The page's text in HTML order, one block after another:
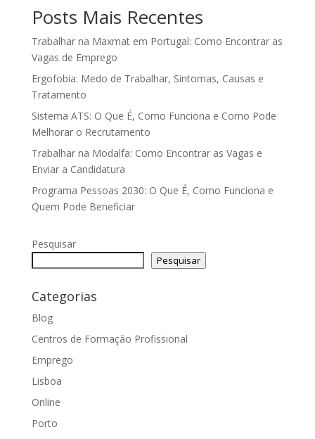
Posts Mais Recentes
Trabalhar na Maxmat em Portugal: Como Encontrar as
Vagas de Emprego
Ergofobia: Medo de Trabalhar, Sintomas, Causas e
Tratamento
Sistema ATS: O Que É, Como Funciona e Como Pode
Melhorar o Recrutamento
Trabalhar na Modalfa: Como Encontrar as Vagas e
Enviar a Candidatura
Programa Pessoas 2030: O Que É, Como Funciona e
Quem Pode Beneficiar
Pesquisar
Pesquisar
Categorias
Blog
Centros de Formação Profissional
Emprego
Lisboa
Online
Porto